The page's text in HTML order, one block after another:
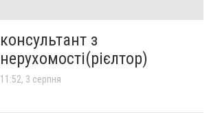
консультант з
нерухомості(рієлтор)
11:52, 3 серпня